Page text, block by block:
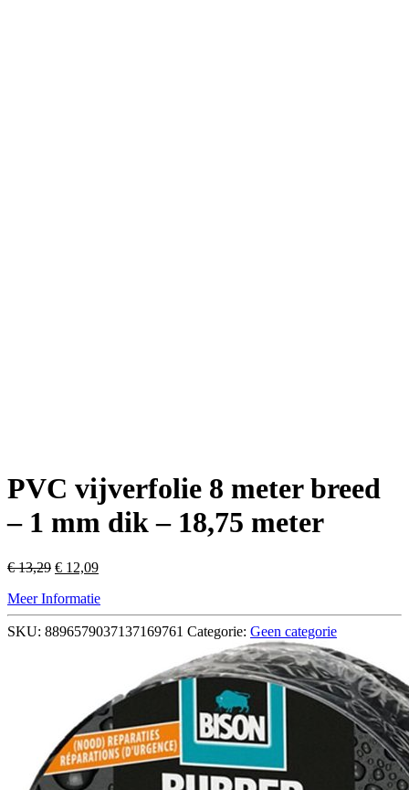
PVC vijverfolie 8 meter breed
– 1 mm dik – 18,75 meter
€13,29 Oorspronkelijke
was:
€ 13,29.
€ 12,09Huidige
is:
€ 12,09.
Meer Informatie
SKU: 8896579037137169761 Categorie: Geen categorie